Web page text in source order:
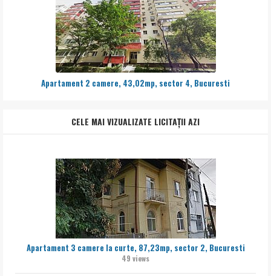
Apartament 2 camere, 43,02mp, sector 4, Bucuresti
CELE MAI VIZUALIZATE LICITAȚII AZI
Apartament 3 camere la curte, 87,23mp, sector 2, Bucuresti
49 views